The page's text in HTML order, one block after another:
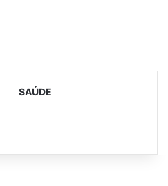
SAÚDE